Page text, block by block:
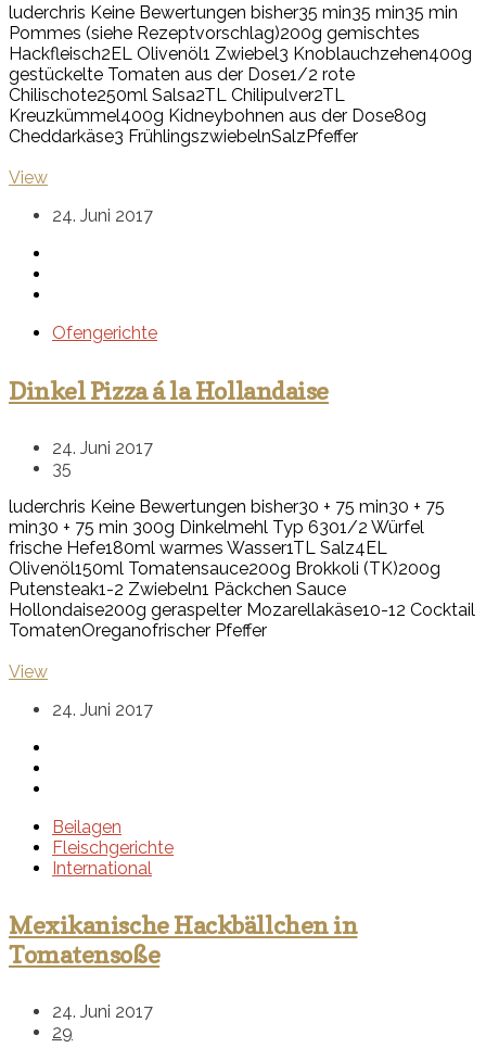
luderchris Keine Bewertungen bisher35 min35 min35 min
Pommes (siehe Rezeptvorschlag)200g gemischtes
Hackfleisch2EL Olivenöl1 Zwiebel3 Knoblauchzehen400g
gestückelte Tomaten aus der Dose1/2 rote
Chilischote250ml Salsa2TL Chilipulver2TL
Kreuzkümmel400g Kidneybohnen aus der Dose80g
Cheddarkäse3 FrühlingszwiebelnSalzPfeffer
View
24. Juni 2017
Ofengerichte
Dinkel Pizza á la Hollandaise
24. Juni 2017
35
luderchris Keine Bewertungen bisher30 + 75 min30 + 75
min30 + 75 min 300g Dinkelmehl Typ 6301/2 Würfel
frische Hefe180ml warmes Wasser1TL Salz4EL
Olivenöl150ml Tomatensauce200g Brokkoli (TK)200g
Putensteak1-2 Zwiebeln1 Päckchen Sauce
Hollondaise200g geraspelter Mozarellakäse10-12 Cocktail
TomatenOreganofrischer Pfeffer
View
24. Juni 2017
Beilagen
Fleischgerichte
International
Mexikanische Hackbällchen in
Tomatensoße
24. Juni 2017
29